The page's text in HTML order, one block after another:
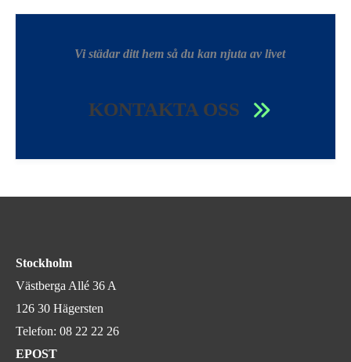
Vi städar ditt hem så du kan njuta av livet
KONTAKTA OSS
Stockholm
Västberga Allé 36 A
126 30 Hägersten
Telefon: 08 22 22 26
EPOST